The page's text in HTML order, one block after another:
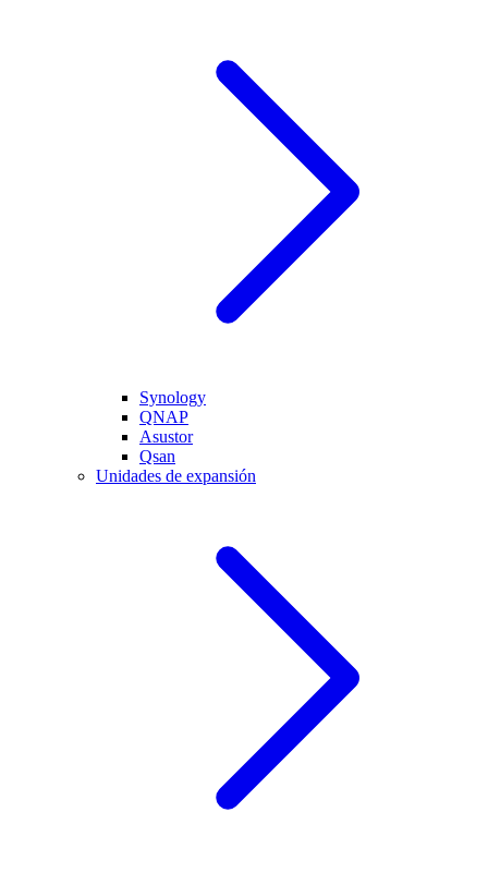
Synology
QNAP
Asustor
Qsan
Unidades de expansión